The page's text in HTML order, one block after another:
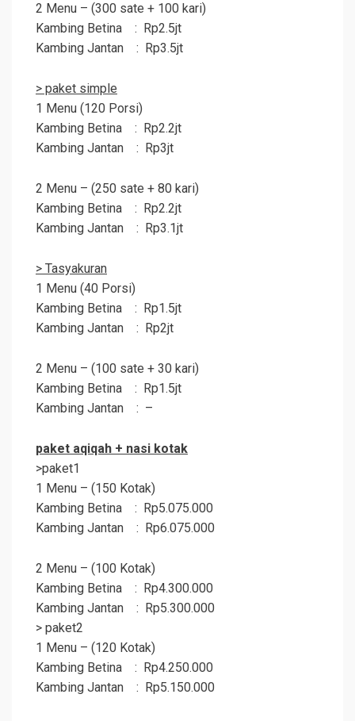
2 Menu – (300 sate + 100 kari)
Kambing Betina : Rp2.5jt
Kambing Jantan : Rp3.5jt
> paket simple
1 Menu (120 Porsi)
Kambing Betina : Rp2.2jt
Kambing Jantan : Rp3jt
2 Menu – (250 sate + 80 kari)
Kambing Betina : Rp2.2jt
Kambing Jantan : Rp3.1jt
> Tasyakuran
1 Menu (40 Porsi)
Kambing Betina : Rp1.5jt
Kambing Jantan : Rp2jt
2 Menu – (100 sate + 30 kari)
Kambing Betina : Rp1.5jt
Kambing Jantan : –
paket aqiqah + nasi kotak
>paket1
1 Menu – (150 Kotak)
Kambing Betina : Rp5.075.000
Kambing Jantan : Rp6.075.000
2 Menu – (100 Kotak)
Kambing Betina : Rp4.300.000
Kambing Jantan : Rp5.300.000
> paket2
1 Menu – (120 Kotak)
Kambing Betina : Rp4.250.000
Kambing Jantan : Rp5.150.000